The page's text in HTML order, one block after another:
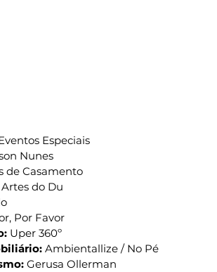
Especiais
Nunes
de Casamento
Artes do Du
Por Favor
Uper 360º
Ambientallize / No Pé
Gerusa Ollerman